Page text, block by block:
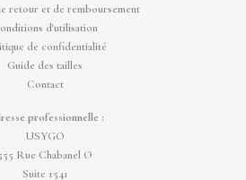
retour et de remboursement
d'utilisation
de confidentialité
Guide des tailles
Contact
professionnelle :
USYGO
Rue Chabanel O
Suite 1541